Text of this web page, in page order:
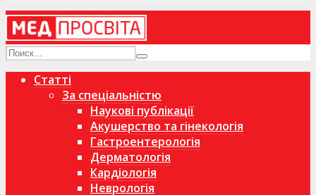
Статті
За спеціальністю
Наукові публікації
Акушерство та гінекологія
Гастроентерологія
Дерматологія
Кардіологія
Неврологія